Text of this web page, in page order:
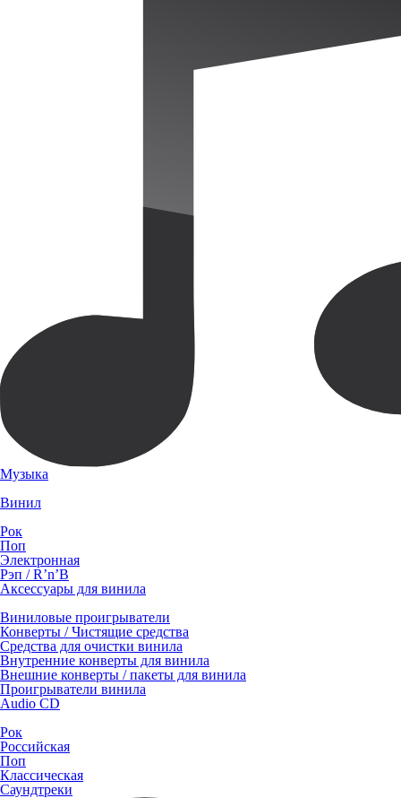
Музыка
Винил
Рок
Поп
Электронная
Рэп / R’n’B
Аксессуары для винила
Виниловые проигрыватели
Конверты / Чистящие средства
Средства для очистки винила
Внутренние конверты для винила
Внешние конверты / пакеты для винила
Проигрыватели винила
Audio CD
Рок
Российская
Поп
Классическая
Саундтреки